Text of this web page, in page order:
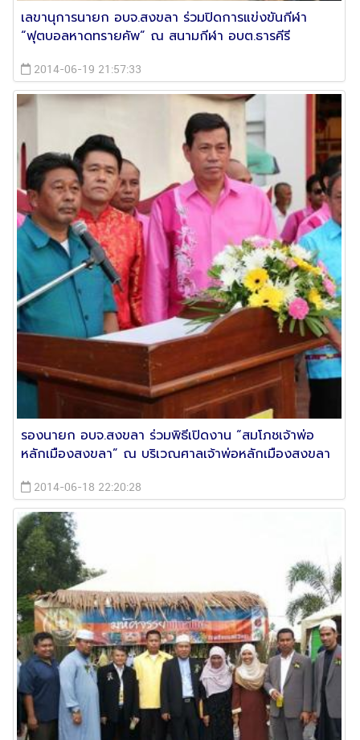
เลขานุการนายก อบจ.สงขลา ร่วมปิดการแข่งขันกีฬา
“ฟุตบอลหาดทรายคัพ” ณ สนามกีฬา อบต.ธารคีรี
2014-06-19 21:57:33
รองนายก อบจ.สงขลา ร่วมพิธีเปิดงาน “สมโภชเจ้าพ่อ
หลักเมืองสงขลา” ณ บริเวณศาลเจ้าพ่อหลักเมืองสงขลา
2014-06-18 22:20:28